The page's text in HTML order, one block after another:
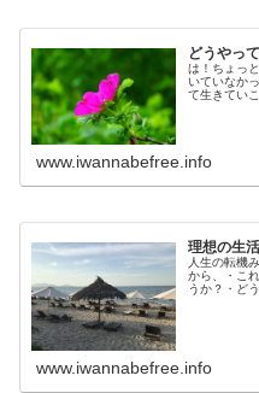
どうやっ
は！ちょっ
いていなか
て生きてい
www.iwannabefree.info
理想の生
人生の転機
から、・こ
うか？・ど
www.iwannabefree.info